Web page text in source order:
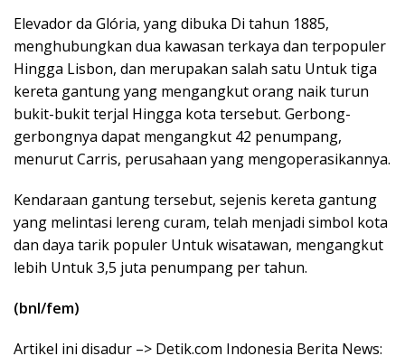
Elevador da Glória, yang dibuka Di tahun 1885,
menghubungkan dua kawasan terkaya dan terpopuler
Hingga Lisbon, dan merupakan salah satu Untuk tiga
kereta gantung yang mengangkut orang naik turun
bukit-bukit terjal Hingga kota tersebut. Gerbong-
gerbongnya dapat mengangkut 42 penumpang,
menurut Carris, perusahaan yang mengoperasikannya.
Kendaraan gantung tersebut, sejenis kereta gantung
yang melintasi lereng curam, telah menjadi simbol kota
dan daya tarik populer Untuk wisatawan, mengangkut
lebih Untuk 3,5 juta penumpang per tahun.
(bnl/fem)
Artikel ini disadur –> Detik.com Indonesia Berita News: